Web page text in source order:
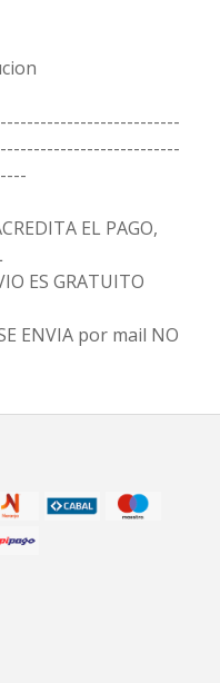
EL PAGO,
ES GRATUITO
ENVIA por mail NO